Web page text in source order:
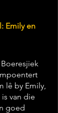
Emily en
lê by Emily,
van die
goed